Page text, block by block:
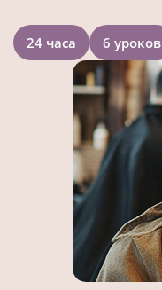
24 часа 6 уроков